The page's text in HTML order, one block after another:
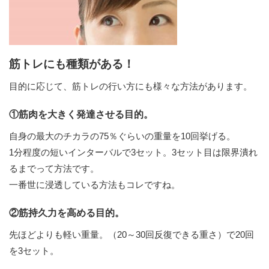
筋トレにも種類がある！
目的に応じて、筋トレの行い方にも様々な方法があります。
①筋肉を大きく発達させる目的。
自身の最大のチカラの75％ぐらいの重量を10回挙げる。
1分程度の短いインターバルで3セット。3セット目は限界潰れ
るまでって方法です。
一番世に浸透している方法もコレですね。
②筋持久力を高める目的。
先ほどよりも軽い重量。（20～30回反復できる重さ）で20回
を3セット。